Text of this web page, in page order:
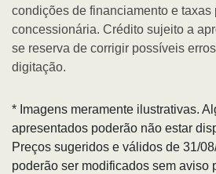
condições de financiamento e taxas
concessionária. Crédito sujeito a
se reserva de corrigir possíveis
digitação.
* Imagens meramente ilustrativas.
apresentados poderão não estar
Preços sugeridos e válidos de 31/
poderão ser modificados sem aviso